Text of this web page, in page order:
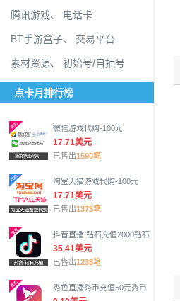
腾讯游戏、 电话卡
BT手游盒子、 交易平台
素材资源、 初始号/自抽号
点卡月排行榜
微信游戏代购-100元
17.71美元
已售出1590笔
淘宝天猫游戏代购-100元
17.71美元
已售出1373笔
抖音直播 钻石充值2000钻石
35.41美元
已售出1238笔
秀色直播秀币充值50元秀币